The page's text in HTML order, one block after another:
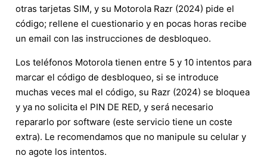
otras tarjetas SIM, y su Motorola Razr (2024) pide el
código; rellene el cuestionario y en pocas horas recibe
un email con las instrucciones de desbloqueo.
Los teléfonos Motorola tienen entre 5 y 10 intentos para
marcar el código de desbloqueo, si se introduce
muchas veces mal el código, su Razr (2024) se bloquea
y ya no solicita el PIN DE RED, y será necesario
repararlo por software (este servicio tiene un coste
extra). Le recomendamos que no manipule su celular y
no agote los intentos.